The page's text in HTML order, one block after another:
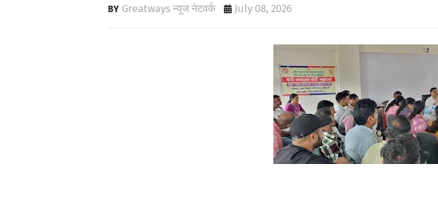
Greatways न्यूज नेटवर्क July 08, 2026